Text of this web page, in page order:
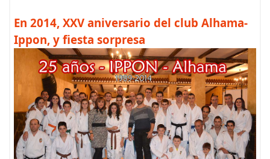
En 2014, XXV aniversario del club Alhama-
Ippon, y fiesta sorpresa